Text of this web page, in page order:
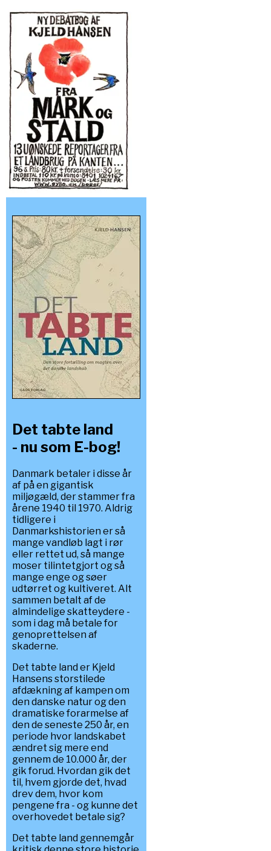
Det tabte land
- nu som E-bog!
Danmark betaler i disse år
af på en gigantisk
miljøgæld, der stammer fra
årene 1940 til 1970. Aldrig
tidligere i
Danmarkshistorien er så
mange vandløb lagt i rør
eller rettet ud, så mange
moser tilintetgjort og så
mange enge og søer
udtørret og kultiveret. Alt
sammen betalt af de
almindelige skatteydere -
som i dag må betale for
genoprettelsen af
skaderne.
Det tabte land er Kjeld
Hansens storstilede
afdækning af kampen om
den danske natur og den
dramatiske forarmelse af
den de seneste 250 år, en
periode hvor landskabet
ændret sig mere end
gennem de 10.000 år, der
gik forud. Hvordan gik det
til, hvem gjorde det, hvad
drev dem, hvor kom
pengene fra - og kunne det
overhovedet betale sig?
Det tabte land gennemgår